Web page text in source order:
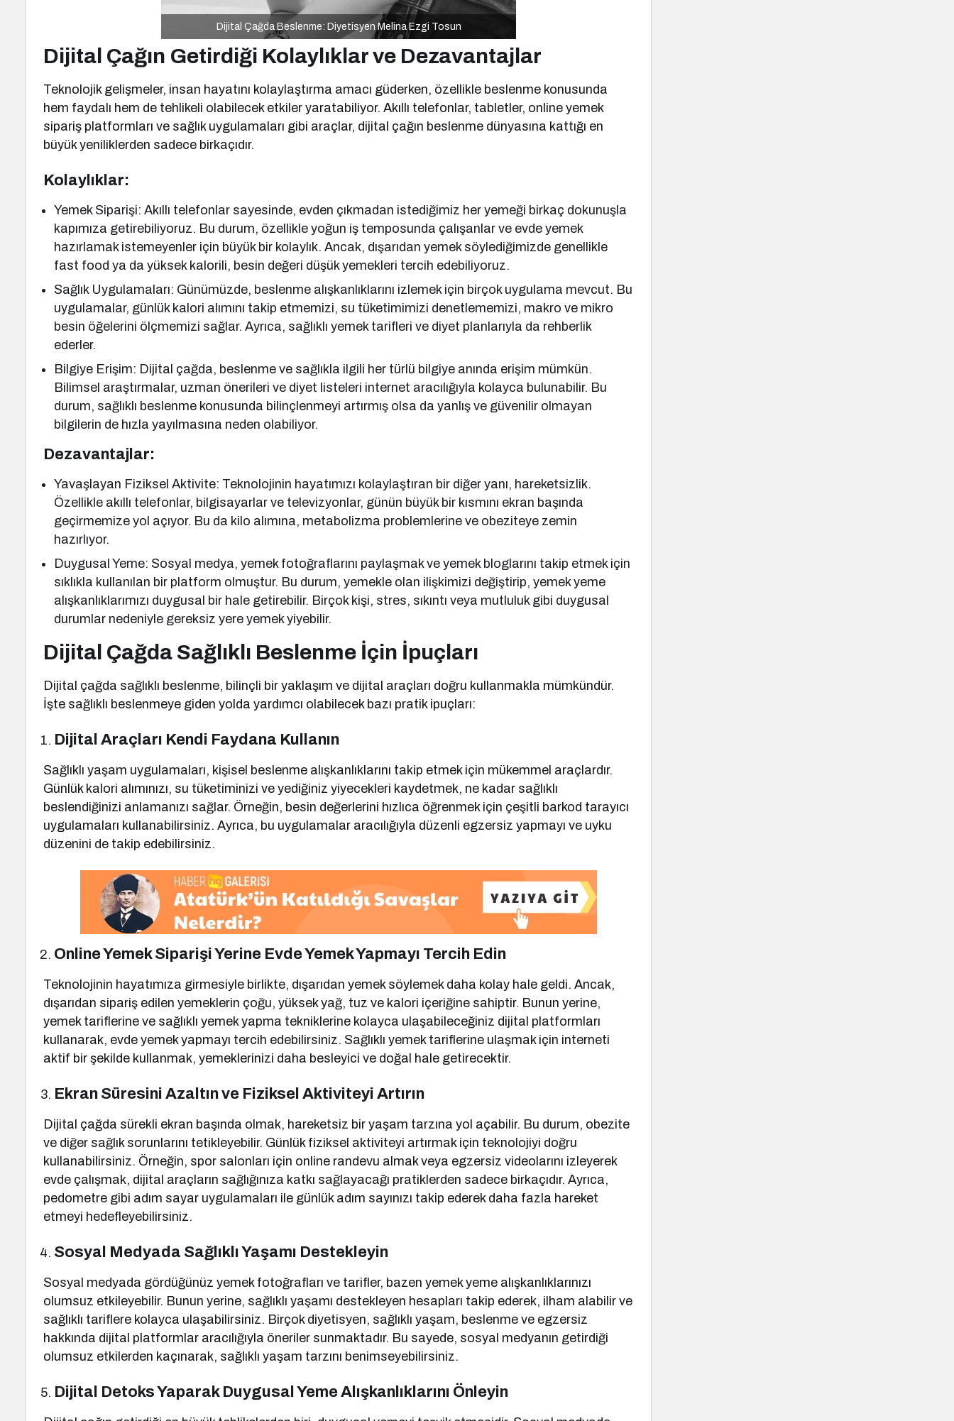
Dijital Çağda Beslenme: Diyetisyen Melina Ezgi Tosun
Dijital Çağın Getirdiği Kolaylıklar ve Dezavantajlar
Teknolojik gelişmeler, insan hayatını kolaylaştırma amacı güderken, özellikle beslenme konusunda
hem faydalı hem de tehlikeli olabilecek etkiler yaratabiliyor. Akıllı telefonlar, tabletler, online yemek
sipariş platformları ve sağlık uygulamaları gibi araçlar, dijital çağın beslenme dünyasına kattığı en
büyük yeniliklerden sadece birkaçıdır.
Kolaylıklar:
Yemek Siparişi: Akıllı telefonlar sayesinde, evden çıkmadan istediğimiz her yemeği birkaç dokunuşla
kapımıza getirebiliyoruz. Bu durum, özellikle yoğun iş temposunda çalışanlar ve evde yemek
hazırlamak istemeyenler için büyük bir kolaylık. Ancak, dışarıdan yemek söylediğimizde genellikle
fast food ya da yüksek kalorili, besin değeri düşük yemekleri tercih edebiliyoruz.
Sağlık Uygulamaları: Günümüzde, beslenme alışkanlıklarını izlemek için birçok uygulama mevcut. Bu
uygulamalar, günlük kalori alımını takip etmemizi, su tüketimimizi denetlememizi, makro ve mikro
besin öğelerini ölçmemizi sağlar. Ayrıca, sağlıklı yemek tarifleri ve diyet planlarıyla da rehberlik
ederler.
Bilgiye Erişim: Dijital çağda, beslenme ve sağlıkla ilgili her türlü bilgiye anında erişim mümkün.
Bilimsel araştırmalar, uzman önerileri ve diyet listeleri internet aracılığıyla kolayca bulunabilir. Bu
durum, sağlıklı beslenme konusunda bilinçlenmeyi artırmış olsa da yanlış ve güvenilir olmayan
bilgilerin de hızla yayılmasına neden olabiliyor.
Dezavantajlar:
Yavaşlayan Fiziksel Aktivite: Teknolojinin hayatımızı kolaylaştıran bir diğer yanı, hareketsizlik.
Özellikle akıllı telefonlar, bilgisayarlar ve televizyonlar, günün büyük bir kısmını ekran başında
geçirmemize yol açıyor. Bu da kilo alımına, metabolizma problemlerine ve obeziteye zemin
hazırlıyor.
Duygusal Yeme: Sosyal medya, yemek fotoğraflarını paylaşmak ve yemek bloglarını takip etmek için
sıklıkla kullanılan bir platform olmuştur. Bu durum, yemekle olan ilişkimizi değiştirip, yemek yeme
alışkanlıklarımızı duygusal bir hale getirebilir. Birçok kişi, stres, sıkıntı veya mutluluk gibi duygusal
durumlar nedeniyle gereksiz yere yemek yiyebilir.
Dijital Çağda Sağlıklı Beslenme İçin İpuçları
Dijital çağda sağlıklı beslenme, bilinçli bir yaklaşım ve dijital araçları doğru kullanmakla mümkündür.
İşte sağlıklı beslenmeye giden yolda yardımcı olabilecek bazı pratik ipuçları:
Dijital Araçları Kendi Faydana Kullanın
Sağlıklı yaşam uygulamaları, kişisel beslenme alışkanlıklarını takip etmek için mükemmel araçlardır.
Günlük kalori alımınızı, su tüketiminizi ve yediğiniz yiyecekleri kaydetmek, ne kadar sağlıklı
beslendiğinizi anlamanızı sağlar. Örneğin, besin değerlerini hızlıca öğrenmek için çeşitli barkod tarayıcı
uygulamaları kullanabilirsiniz. Ayrıca, bu uygulamalar aracılığıyla düzenli egzersiz yapmayı ve uyku
düzenini de takip edebilirsiniz.
Online Yemek Siparişi Yerine Evde Yemek Yapmayı Tercih Edin
Teknolojinin hayatımıza girmesiyle birlikte, dışarıdan yemek söylemek daha kolay hale geldi. Ancak,
dışarıdan sipariş edilen yemeklerin çoğu, yüksek yağ, tuz ve kalori içeriğine sahiptir. Bunun yerine,
yemek tariflerine ve sağlıklı yemek yapma tekniklerine kolayca ulaşabileceğiniz dijital platformları
kullanarak, evde yemek yapmayı tercih edebilirsiniz. Sağlıklı yemek tariflerine ulaşmak için interneti
aktif bir şekilde kullanmak, yemeklerinizi daha besleyici ve doğal hale getirecektir.
Ekran Süresini Azaltın ve Fiziksel Aktiviteyi Artırın
Dijital çağda sürekli ekran başında olmak, hareketsiz bir yaşam tarzına yol açabilir. Bu durum, obezite
ve diğer sağlık sorunlarını tetikleyebilir. Günlük fiziksel aktiviteyi artırmak için teknolojiyi doğru
kullanabilirsiniz. Örneğin, spor salonları için online randevu almak veya egzersiz videolarını izleyerek
evde çalışmak, dijital araçların sağlığınıza katkı sağlayacağı pratiklerden sadece birkaçıdır. Ayrıca,
pedometre gibi adım sayar uygulamaları ile günlük adım sayınızı takip ederek daha fazla hareket
etmeyi hedefleyebilirsiniz.
Sosyal Medyada Sağlıklı Yaşamı Destekleyin
Sosyal medyada gördüğünüz yemek fotoğrafları ve tarifler, bazen yemek yeme alışkanlıklarınızı
olumsuz etkileyebilir. Bunun yerine, sağlıklı yaşamı destekleyen hesapları takip ederek, ilham alabilir ve
sağlıklı tariflere kolayca ulaşabilirsiniz. Birçok diyetisyen, sağlıklı yaşam, beslenme ve egzersiz
hakkında dijital platformlar aracılığıyla öneriler sunmaktadır. Bu sayede, sosyal medyanın getirdiği
olumsuz etkilerden kaçınarak, sağlıklı yaşam tarzını benimseyebilirsiniz.
Dijital Detoks Yaparak Duygusal Yeme Alışkanlıklarını Önleyin